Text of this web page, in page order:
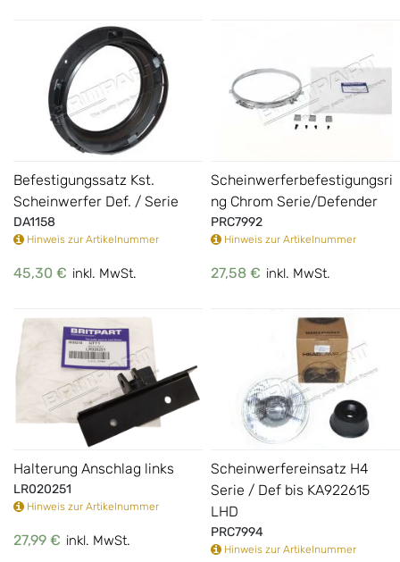
Befestigungssatz Kst.
Scheinwerfer Def. / Serie
DA1158
Hinweis zur Artikelnummer
45,30 € inkl. MwSt.
Scheinwerferbefestigungsri
ng Chrom Serie/Defender
PRC7992
Hinweis zur Artikelnummer
27,58 € inkl. MwSt.
Halterung Anschlag links
LR020251
Hinweis zur Artikelnummer
27,99 € inkl. MwSt.
Scheinwerfereinsatz H4
Serie / Def bis KA922615
LHD
PRC7994
Hinweis zur Artikelnummer